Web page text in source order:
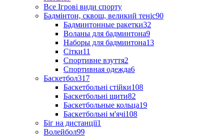
Все Ігрові види спорту
Бадмінтон, сквош, великий теніс90
Бадминтонные ракетки32
Воланы для бадминтона9
Наборы для бадминтона13
Сітки11
Спортивне взуття2
Спортивная одежда6
Баскетбол317
Баскетбольні стійки108
Баскетбольні щити82
Баскетбольные кольца19
Баскетбольні м'ячі108
Біг на дистанції1
Волейбол99